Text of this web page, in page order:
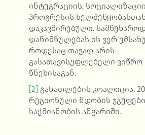
ინტეგრაციის,
პროგრესის
დაკავშირებული.
დანიშნულებას ის ვერ
როდესაც თავად არის
გასათავისუფლებელი
წნეხისაგან.
[2] განათლების კოალიცია.
რეგიონული ნდობის
საქმიანობის ანგარიში.